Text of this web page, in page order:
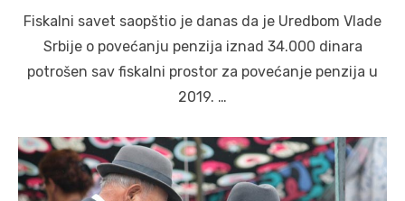
Fiskalni savet saopštio je danas da je Uredbom Vlade
Srbije o povećanju penzija iznad 34.000 dinara
potrošen sav fiskalni prostor za povećanje penzija u
2019. …